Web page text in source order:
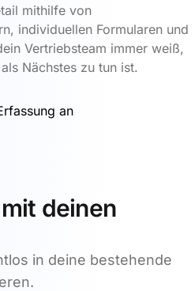
mithilfe von
individuellen Formularen und
Vertriebsteam immer weiß,
Nächstes zu tun ist.
an
deinen
in deine bestehende